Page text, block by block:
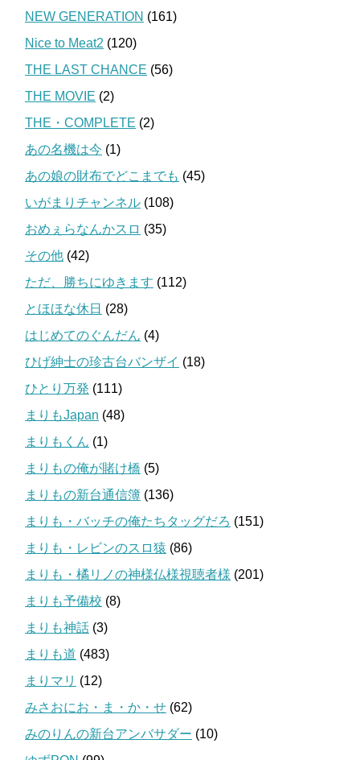
NEW GENERATION (161)
Nice to Meat2 (120)
THE LAST CHANCE (56)
THE MOVIE (2)
THE・COMPLETE (2)
あの名機は今 (1)
あの娘の財布でどこまでも (45)
いがまりチャンネル (108)
おめぇらなんかスロ (35)
その他 (42)
ただ、勝ちにゆきます (112)
とほほな休日 (28)
はじめてのぐんだん (4)
ひげ紳士の珍古台バンザイ (18)
ひとり万発 (111)
まりもJapan (48)
まりもくん (1)
まりもの俺が賭け橋 (5)
まりもの新台通信簿 (136)
まりも・バッチの俺たちタッグだろ (151)
まりも・レビンのスロ猿 (86)
まりも・橘リノの神様仏様視聴者様 (201)
まりも予備校 (8)
まりも神話 (3)
まりも道 (483)
まりマリ (12)
みさおにお・ま・か・せ (62)
みのりんの新台アンバサダー (10)